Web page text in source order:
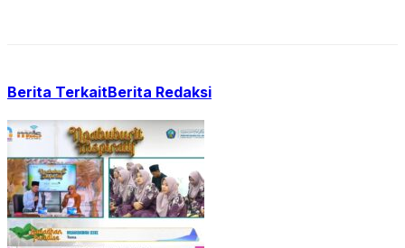
Berita TerkaitBerita Redaksi